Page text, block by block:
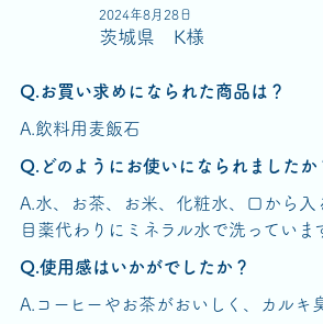
2024年8月28日
茨城県 K様
Q.お買い求めになられた商品は？
A.飲料用麦飯石
Q.どのようにお使いになられましたか
A.水、お茶、お米、化粧水、口から入
目薬代わりにミネラル水で洗っていま
Q.使用感はいかがでしたか？
A.コーヒーやお茶がおいしく、カルキ